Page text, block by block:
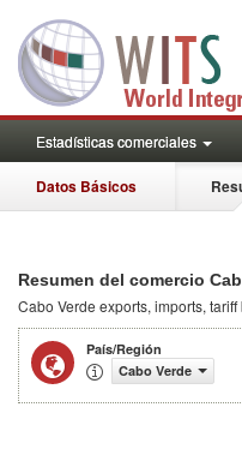
Estadísticas comerciales
Datos Básicos
Resumen del comercio
Cabo Verde exports, imports, tariff
País/Región
Cabo Verde